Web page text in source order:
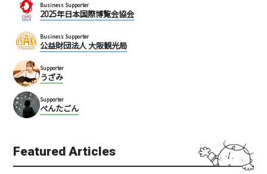
Business Supporter
2025年日本国際博覧会協会
Business Supporter
公益財団法人 大阪観光局
Supporter
うざみ
Supporter
ぺんたごん
Featured Articles